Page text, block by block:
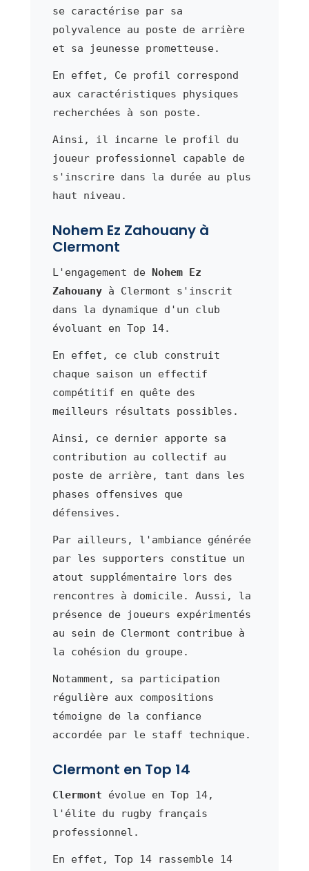
se caractérise par sa
polyvalence au poste de arrière
et sa jeunesse prometteuse.
En effet, Ce profil correspond
aux caractéristiques physiques
recherchées à son poste.
Ainsi, il incarne le profil du
joueur professionnel capable de
s'inscrire dans la durée au plus
haut niveau.
Nohem Ez Zahouany à
Clermont
L'engagement de Nohem Ez
Zahouanyà Clermont s'inscrit
dans la dynamique d'un club
évoluant en Top 14.
En effet, ce club construit
chaque saison un effectif
compétitif en quête des
meilleurs résultats possibles.
Ainsi, ce dernier apporte sa
contribution au collectif au
poste de arrière, tant dans les
phases offensives que
défensives.
Par ailleurs, l'ambiance générée
par les supporters constitue un
atout supplémentaire lors des
rencontres à domicile. Aussi, la
présence de joueurs expérimentés
au sein de Clermont contribue à
la cohésion du groupe.
Notamment, sa participation
régulière aux compositions
témoigne de la confiance
accordée par le staff technique.
Clermont en Top 14
Clermont évolue en Top 14,
l'élite du rugby français
professionnel.
En effet, Top 14 rassemble 14